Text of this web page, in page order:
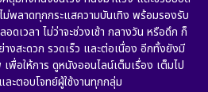
ม่พลาดทุกกระแสความบันเทิง พร้อมรองรับ
ดเวลา ไม่ว่าจะช่วงเช้า กลางวัน หรือดึก ก็
งสะดวก รวดเร็ว และต่อเนื่อง อีกทั้งยังมี
อให้การ ดูหนังออนไลน์เต็มเรื่อง เต็มไป
ะตอบโจทย์ผู้ใช้งานทุกกลุ่ม